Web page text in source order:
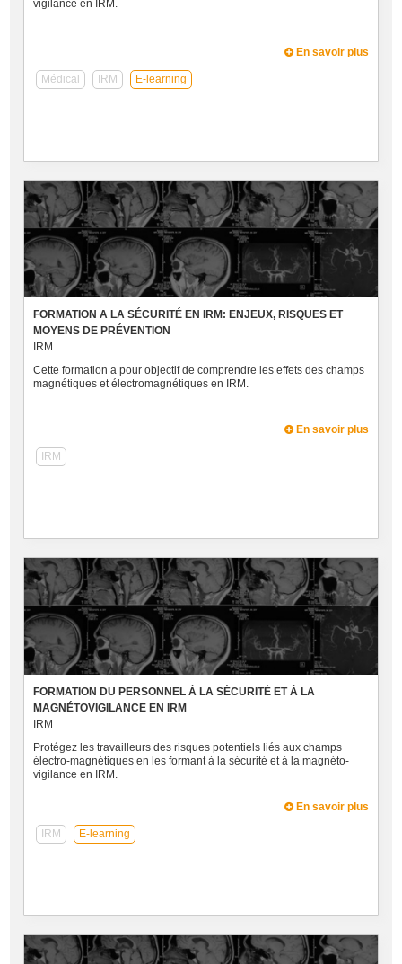
vigilance en IRM.
En savoir plus
Médical IRM E-learning
FORMATION A LA SÉCURITÉ EN IRM: ENJEUX, RISQUES ET
MOYENS DE PRÉVENTION
IRM
Cette formation a pour objectif de comprendre les effets des champs
magnétiques et électromagnétiques en IRM.
En savoir plus
IRM
FORMATION DU PERSONNEL À LA SÉCURITÉ ET À LA
MAGNÉTOVIGILANCE EN IRM
IRM
Protégez les travailleurs des risques potentiels liés aux champs
électro-magnétiques en les formant à la sécurité et à la magnéto-
vigilance en IRM.
En savoir plus
IRM E-learning